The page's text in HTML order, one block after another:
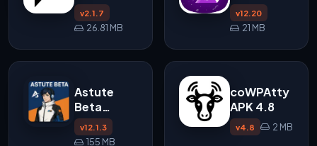
v2.1.7
26.81 MB
untuk
Android
v12.20
21 MB
Astute
Beta
Server APK
v12.1.3
v12.1.3
155 MB
coWPAtty
APK 4.8
v4.8 2 MB